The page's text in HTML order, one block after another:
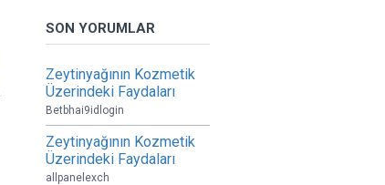
SON YORUMLAR
Zeytinyağının Kozmetik
Üzerindeki Faydaları
Betbhai9idlogin
Zeytinyağının Kozmetik
Üzerindeki Faydaları
allpanelexch